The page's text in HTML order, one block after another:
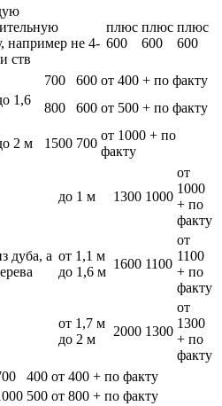
например не 4-
ств
плюс
600
плюс
600
плюс
600
700 600 от 400 + по факту
1,6
800 600 от 500 + по факту
2 м 1500 700
от 1000 + по
факту
дуба, а
до 1 м 1300 1000
от
1000
+ по
факту
от 1,1 м
до 1,6 м
1600 1100
от
1100
+ по
факту
от 1,7 м
до 2 м
2000 1300
от
1300
+ по
факту
400 от 400 + по факту
500 от 800 + по факту